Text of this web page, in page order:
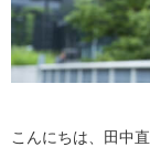
こんにちは、田中直